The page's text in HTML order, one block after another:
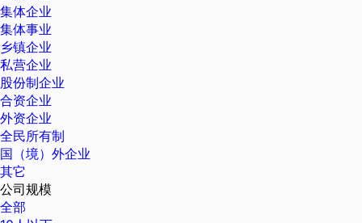
集体企业
集体事业
乡镇企业
私营企业
股份制企业
合资企业
外资企业
全民所有制
国（境）外企业
其它
公司规模
全部